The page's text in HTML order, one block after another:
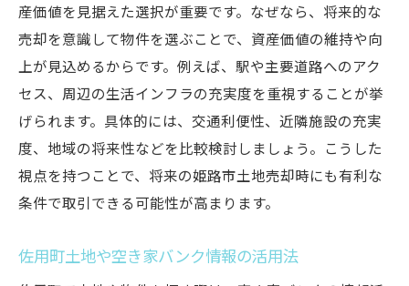
姫路市土地売却に学ぶ空き家対策のコツ
中古物件と農地物件の最適な選び方
佐用町土地・物件活用で得する方法を解説
資産価値向上に役立つ土地売却準備の流れ
姫路市における土地売却を成功へ導く方法
信頼できる不動産会社選びの基準とは
資産価値維持へ姫路市土地売却の工夫
産価値を見据えた選択が重要です。なぜなら、将来的な
売却を意識して物件を選ぶことで、資産価値の維持や向
上が見込めるからです。例えば、駅や主要道路へのアク
セス、周辺の生活インフラの充実度を重視することが挙
げられます。具体的には、交通利便性、近隣施設の充実
度、地域の将来性などを比較検討しましょう。こうした
視点を持つことで、将来の姫路市土地売却時にも有利な
条件で取引できる可能性が高まります。
佐用町土地や空き家バンク情報の活用法